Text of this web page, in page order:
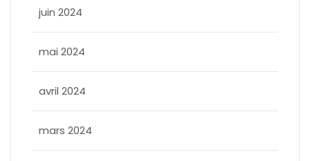
juin 2024
mai 2024
avril 2024
mars 2024